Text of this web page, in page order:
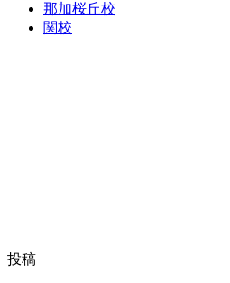
那加桜丘校
関校
投稿